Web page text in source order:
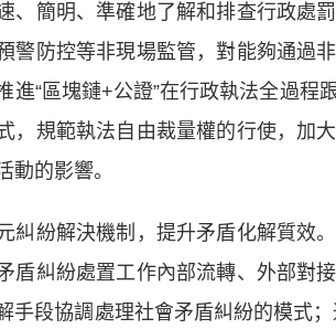
、簡明、準確地了解和排查行政處
警防控等非現場監管，對能夠通過
進“區塊鏈+公證”在行政執法全過程
，規範執法自由裁量權的行使，加
動的影響。
紛解決機制，提升矛盾化解質效。
盾糾紛處置工作內部流轉、外部對
手段協調處理社會矛盾糾紛的模式；